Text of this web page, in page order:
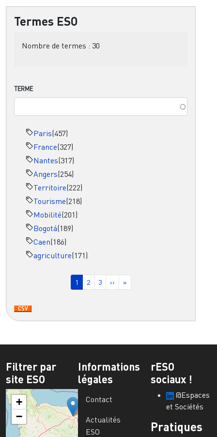
Termes ESO
Nombre de termes : 30
TERME
Paris(457)
France(327)
Nantes(317)
Angers(254)
Territoire(222)
Tourisme(218)
Mobilité(201)
Bogotá(189)
Caen(186)
agriculture(171)
Page courante
1 Page
2 Page
3 Page suivante
›› Dernière page
»
Filtrer par
site ESO
+
−
Informations
légales
Contact
Actualités
ESO
rESO
sociaux !
@Espaces
et Sociétés
Pratiques